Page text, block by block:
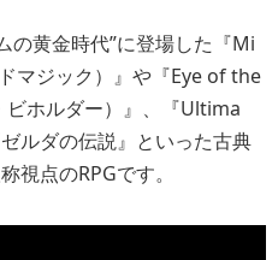
の黄金時代”に登場した『Mi
マジック）』や『Eye of the
ホルダー）』、『Ultima
ルダの伝説』といった古典
視点のRPGです。